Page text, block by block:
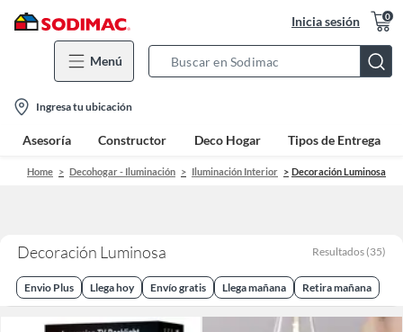
Inicia sesión 0
Menú
Bar
location-
icon
Ingresa tu ubicación
Asesoría Constructor Deco Hogar Tipos de Entrega
Home Decohogar - Iluminación Iluminación Interior Decoración Luminosa
Decoración Luminosa Resultados (35)
Envio Plus Llega hoy Envío gratis Llega mañana Retira mañana